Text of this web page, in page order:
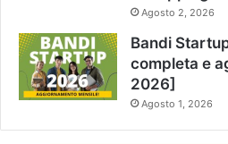
Agosto 2, 2026
Bandi
completa e
2026]
Agosto 1, 2026